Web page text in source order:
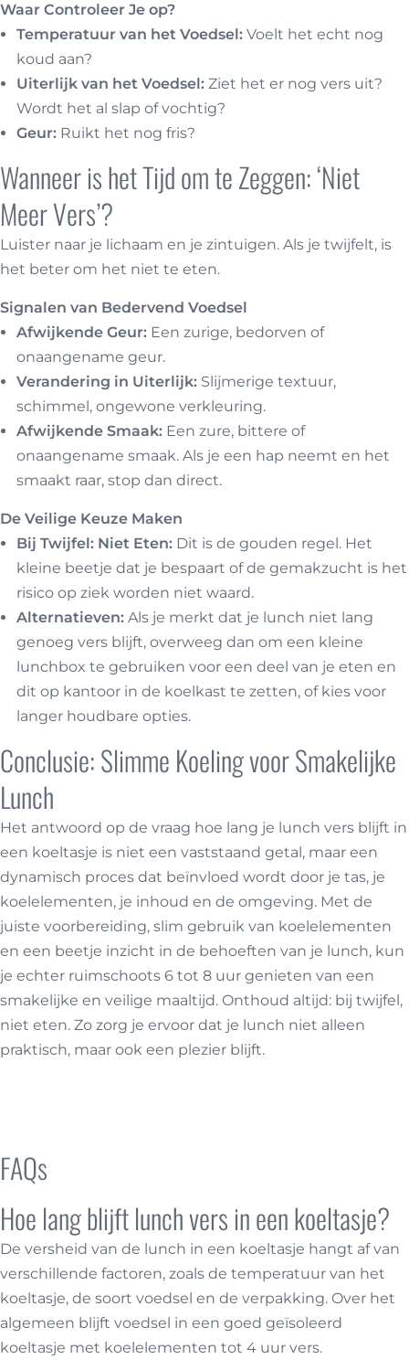
Waar Controleer Je op?
Temperatuur van het Voedsel: Voelt het echt nog
koud aan?
Uiterlijk van het Voedsel: Ziet het er nog vers uit?
Wordt het al slap of vochtig?
Geur: Ruikt het nog fris?
Wanneer is het Tijd om te Zeggen: ‘Niet
Meer Vers’?
Luister naar je lichaam en je zintuigen. Als je twijfelt, is
het beter om het niet te eten.
Signalen van Bedervend Voedsel
Afwijkende Geur: Een zurige, bedorven of
onaangename geur.
Verandering in Uiterlijk: Slijmerige textuur,
schimmel, ongewone verkleuring.
Afwijkende Smaak: Een zure, bittere of
onaangename smaak. Als je een hap neemt en het
smaakt raar, stop dan direct.
De Veilige Keuze Maken
Bij Twijfel: Niet Eten: Dit is de gouden regel. Het
kleine beetje dat je bespaart of de gemakzucht is het
risico op ziek worden niet waard.
Alternatieven: Als je merkt dat je lunch niet lang
genoeg vers blijft, overweeg dan om een kleine
lunchbox te gebruiken voor een deel van je eten en
dit op kantoor in de koelkast te zetten, of kies voor
langer houdbare opties.
Conclusie: Slimme Koeling voor Smakelijke
Lunch
Het antwoord op de vraag hoe lang je lunch vers blijft in
een koeltasje is niet een vaststaand getal, maar een
dynamisch proces dat beïnvloed wordt door je tas, je
koelelementen, je inhoud en de omgeving. Met de
juiste voorbereiding, slim gebruik van koelelementen
en een beetje inzicht in de behoeften van je lunch, kun
je echter ruimschoots 6 tot 8 uur genieten van een
smakelijke en veilige maaltijd. Onthoud altijd: bij twijfel,
niet eten. Zo zorg je ervoor dat je lunch niet alleen
praktisch, maar ook een plezier blijft.
FAQs
Hoe lang blijft lunch vers in een koeltasje?
De versheid van de lunch in een koeltasje hangt af van
verschillende factoren, zoals de temperatuur van het
koeltasje, de soort voedsel en de verpakking. Over het
algemeen blijft voedsel in een goed geïsoleerd
koeltasje met koelelementen tot 4 uur vers.